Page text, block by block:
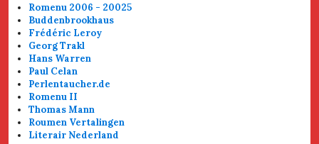
Romenu 2006 - 20025
Buddenbrookhaus
Frédéric Leroy
Georg Trakl
Hans Warren
Paul Celan
Perlentaucher.de
Romenu II
Thomas Mann
Roumen Vertalingen
Literair Nederland